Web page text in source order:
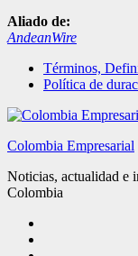
Aliado de:
AndeanWire
Términos,
Política de
Colombia Empresarial
Noticias, actualidad e
Colombia